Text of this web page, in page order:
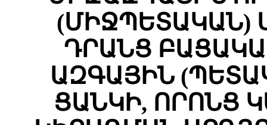
(ՄԻՋՊԵՏԱԿԱՆ)
ԴՐԱՆՑ
ԱԶԳԱՅԻՆ
ՑԱՆԿԻ, ՈՐՈՆՑ